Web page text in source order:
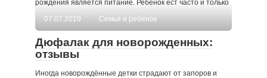
рождения является питание. Ребенок ест часто и только
07.07.2019
Семья и ребенок
Дюфалак для новорожденных:
отзывы
Иногда новорождённые детки страдают от запоров и